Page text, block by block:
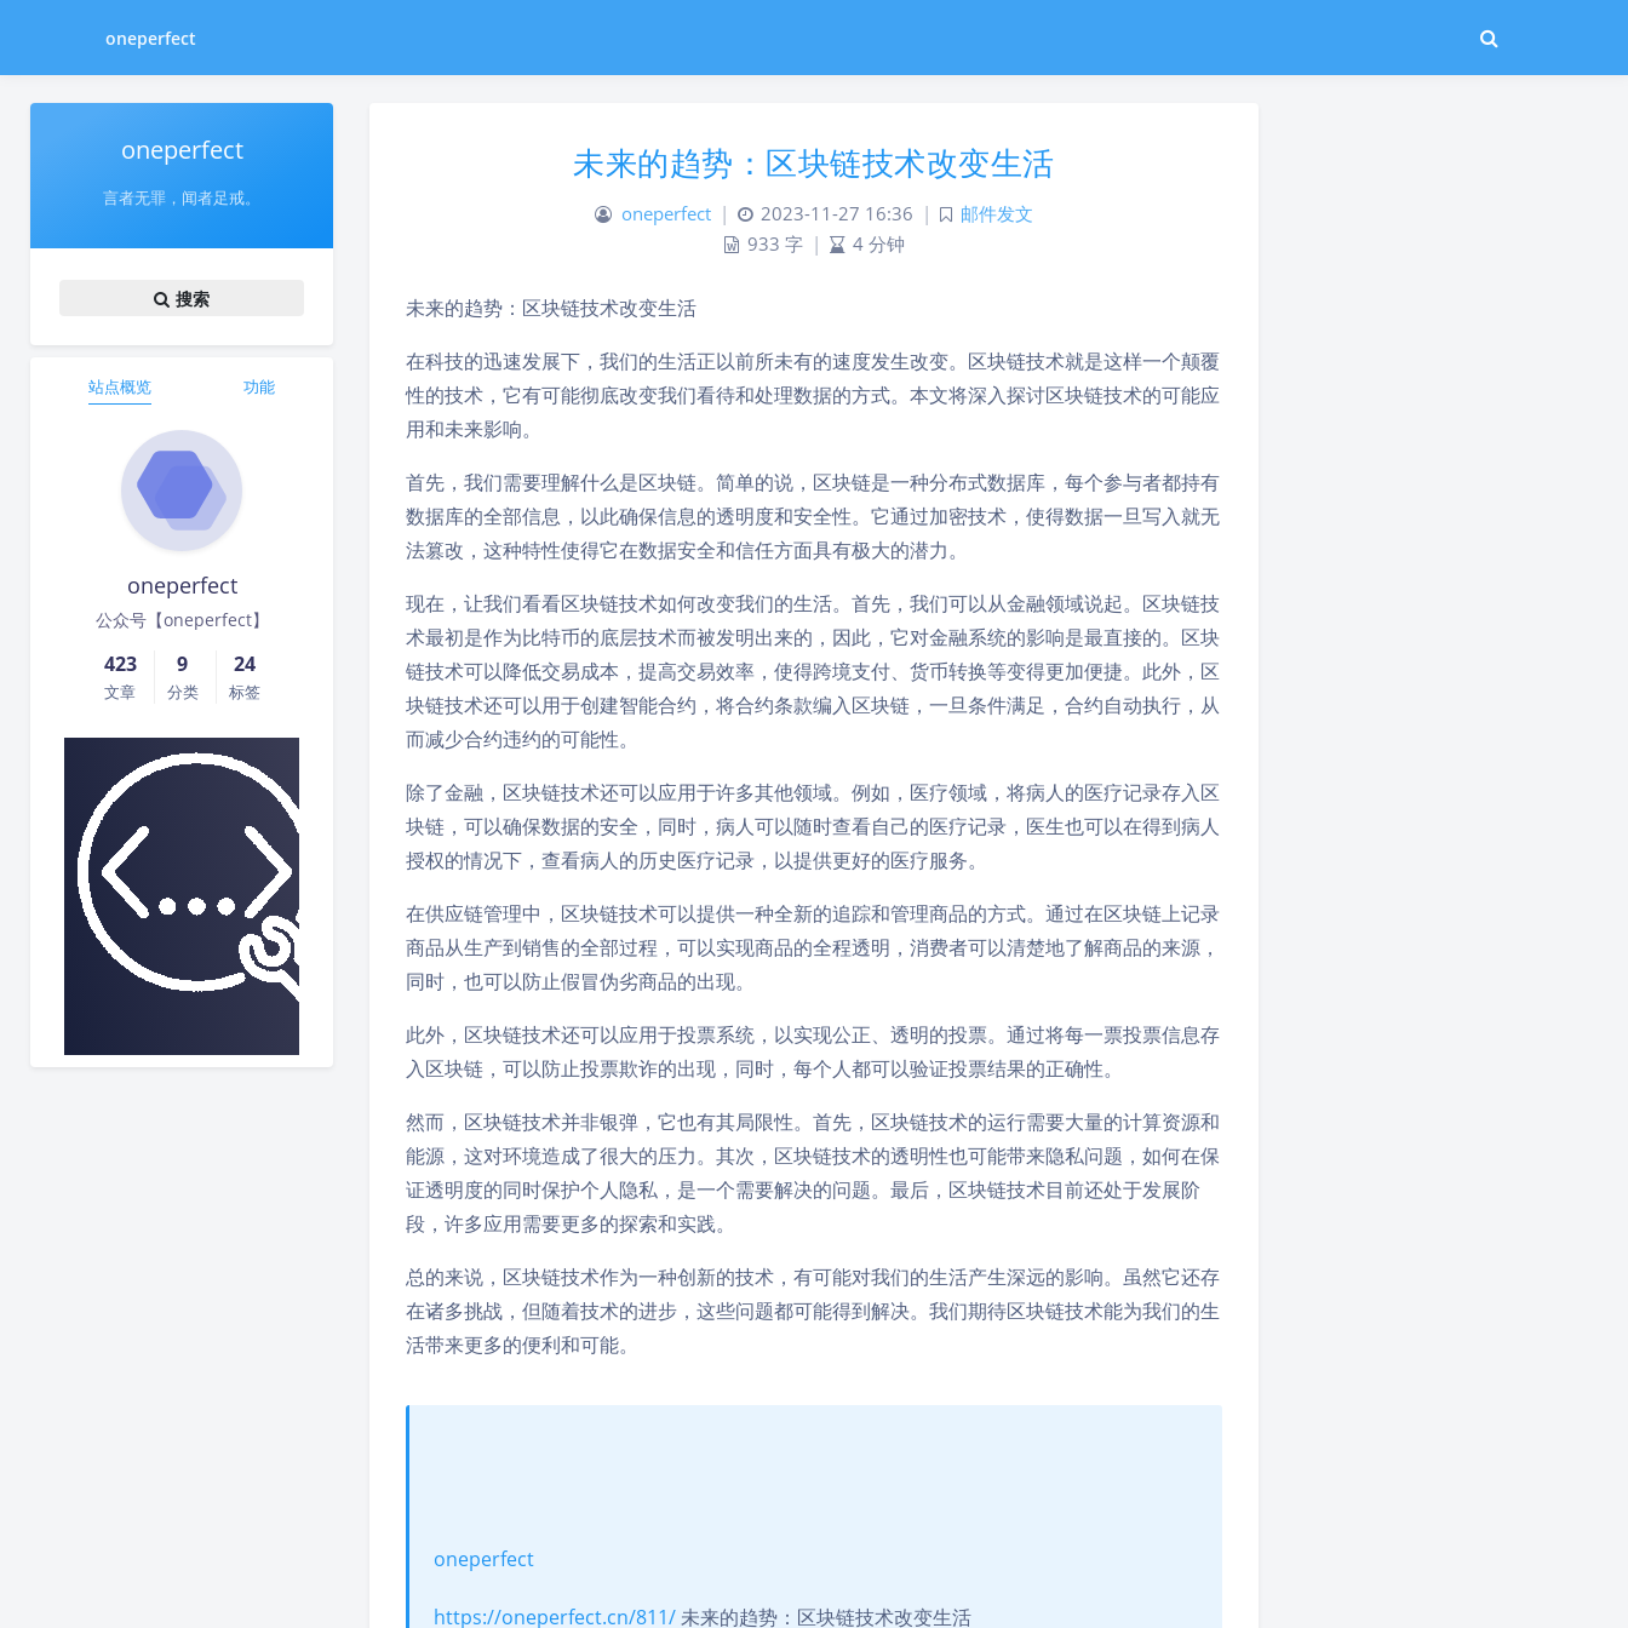
oneperfect
oneperfect
言者无罪，闻者足戒。
搜索
站点概览 功能
oneperfect
公众号【oneperfect】
423
文章
9
分类
24
标签
未来的趋势：区块链技术改变生活
oneperfect | 2023-11-27 16:36 |
邮件发文
933 字 | 4 分钟
未来的趋势：区块链技术改变生活
在科技的迅速发展下，我们的生活正以前所未有的速度发生改变。区块链技术就是这样一个颠覆
性的技术，它有可能彻底改变我们看待和处理数据的方式。本文将深入探讨区块链技术的可能应
用和未来影响。
首先，我们需要理解什么是区块链。简单的说，区块链是一种分布式数据库，每个参与者都持有
数据库的全部信息，以此确保信息的透明度和安全性。它通过加密技术，使得数据一旦写入就无
法篡改，这种特性使得它在数据安全和信任方面具有极大的潜力。
现在，让我们看看区块链技术如何改变我们的生活。首先，我们可以从金融领域说起。区块链技
术最初是作为比特币的底层技术而被发明出来的，因此，它对金融系统的影响是最直接的。区块
链技术可以降低交易成本，提高交易效率，使得跨境支付、货币转换等变得更加便捷。此外，区
块链技术还可以用于创建智能合约，将合约条款编入区块链，一旦条件满足，合约自动执行，从
而减少合约违约的可能性。
除了金融，区块链技术还可以应用于许多其他领域。例如，医疗领域，将病人的医疗记录存入区
块链，可以确保数据的安全，同时，病人可以随时查看自己的医疗记录，医生也可以在得到病人
授权的情况下，查看病人的历史医疗记录，以提供更好的医疗服务。
在供应链管理中，区块链技术可以提供一种全新的追踪和管理商品的方式。通过在区块链上记录
商品从生产到销售的全部过程，可以实现商品的全程透明，消费者可以清楚地了解商品的来源，
同时，也可以防止假冒伪劣商品的出现。
此外，区块链技术还可以应用于投票系统，以实现公正、透明的投票。通过将每一票投票信息存
入区块链，可以防止投票欺诈的出现，同时，每个人都可以验证投票结果的正确性。
然而，区块链技术并非银弹，它也有其局限性。首先，区块链技术的运行需要大量的计算资源和
能源，这对环境造成了很大的压力。其次，区块链技术的透明性也可能带来隐私问题，如何在保
证透明度的同时保护个人隐私，是一个需要解决的问题。最后，区块链技术目前还处于发展阶
段，许多应用需要更多的探索和实践。
总的来说，区块链技术作为一种创新的技术，有可能对我们的生活产生深远的影响。虽然它还存
在诸多挑战，但随着技术的进步，这些问题都可能得到解决。我们期待区块链技术能为我们的生
活带来更多的便利和可能。
oneperfect
https://oneperfect.cn/811/未来的趋势：区块链技术改变生活